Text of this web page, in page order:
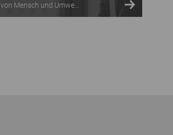
von Mensch und Umwe...